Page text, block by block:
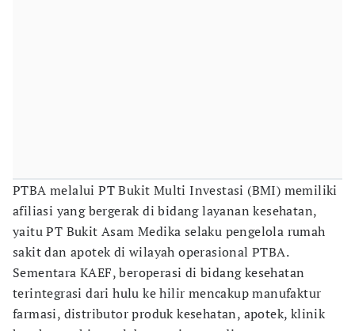
PTBA melalui PT Bukit Multi Investasi (BMI) memiliki
afiliasi yang bergerak di bidang layanan kesehatan,
yaitu PT Bukit Asam Medika selaku pengelola rumah
sakit dan apotek di wilayah operasional PTBA.
Sementara KAEF, beroperasi di bidang kesehatan
terintegrasi dari hulu ke hilir mencakup manufaktur
farmasi, distributor produk kesehatan, apotek, klinik